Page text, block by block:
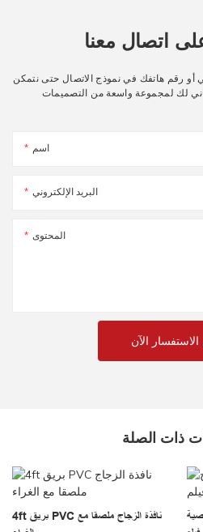
اتصال معنا
أو رقم هاتفك في نموذج الاتصال حتى نتمكن
اسم
البريد الإلكتروني
المحتوى
الآن
ذات الصلة
4ft بريق PVC نافذة الزجاج ملصقا مع